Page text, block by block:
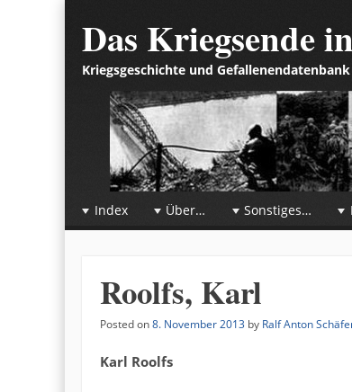
Das Kriegsende
Kriegsgeschichte und Gefallenendatenbank
☰Menu
Skip to content
Index Über… Sonstiges…
Roolfs, Karl
Posted on 8. November 2013by Ralf Anton
Karl Roolfs